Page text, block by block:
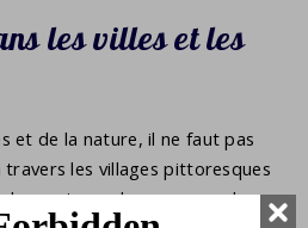
les villes et les
et de la nature, il ne faut pas
les villages pittoresques
les environs de nos parcs de